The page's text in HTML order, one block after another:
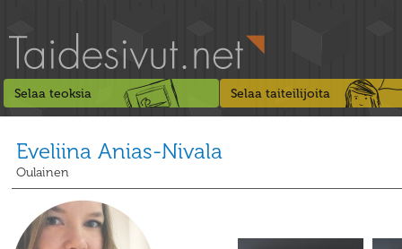
Selaa teoksia Selaa taiteilijoita
Eveliina Anias-Nivala
Oulainen